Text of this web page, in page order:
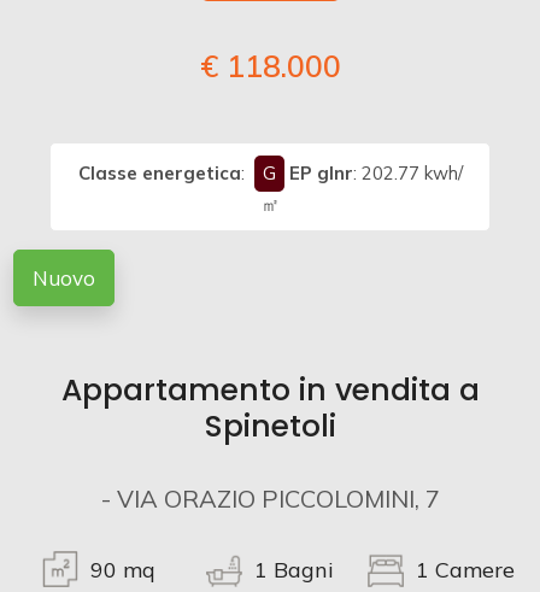
€ 118.000
Classe energetica: G EP glnr: 202.77 kwh/
㎡
Nuovo
Appartamento in vendita a
Spinetoli
- VIA ORAZIO PICCOLOMINI, 7
90 mq 1 Bagni 1 Camere
Residenziali
Industriali
Prezzo